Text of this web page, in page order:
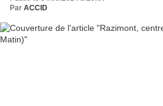
Par ACCID